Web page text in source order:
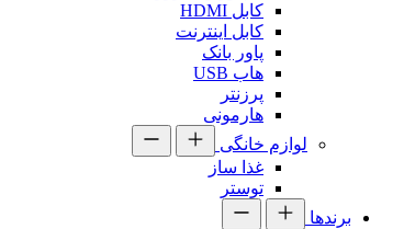
کابل HDMI
کابل اینترنت
پاور بانک
هاب USB
پرزنتر
هارمونی
لوازم خانگی
غذا ساز
توستر
برندها